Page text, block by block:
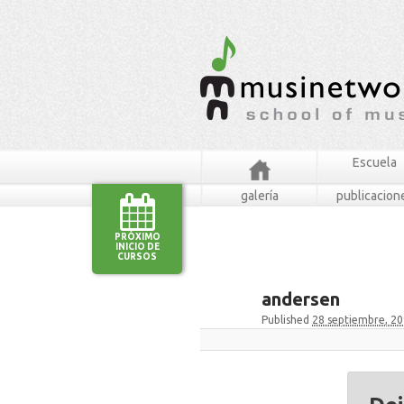
Escuela
PRÓXIMO
INICIO DE
CURSOS
galería
andersen
Published 28 septiembre,